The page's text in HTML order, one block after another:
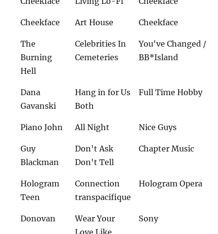
Cheekface Art House Cheekface
The
Burning
Hell
Celebrities In
Cemeteries
You've Changed /
BB*Island
Dana
Gavanski
Hang in for Us
Both
Full Time Hobby
Piano John All Night Nice Guys
Guy
Blackman
Don't Ask
Don't Tell
Chapter Music
Hologram
Teen
Connection
transpacifique
Hologram Opera
Donovan
Wear Your
Love Like
Sony